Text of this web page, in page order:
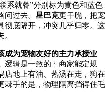
系就餐”分别标为黄色和蓝色
过去。 星巴克更干脆，把宠
彻底隔开，冲突几乎归零。这
成为宠物友好的主力承接业
逻辑是一致的：商家能定规
店地上有油、热汤在走，狗在
棘手的是，物理隔离挡得住毛